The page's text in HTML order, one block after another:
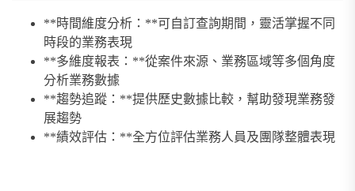
**時間維度分析：**可自訂查詢期間，靈活掌握不同
時段的業務表現
**多維度報表：**從案件來源、業務區域等多個角度
分析業務數據
**趨勢追蹤：**提供歷史數據比較，幫助發現業務發
展趨勢
**績效評估：**全方位評估業務人員及團隊整體表現